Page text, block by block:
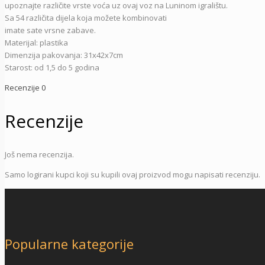
upoznajte različite vrste voća uz ovaj voz na Luninom igralištu.
Sa 54 različita dijela koja možete kombinovati
imate sate vrsne zabave.
Materijal: plastika
Dimenzija pakovanja: 31x42x7cm
Starost: od 1,5 do 5 godina
Recenzije 0
Recenzije
Još nema recenzija.
Samo logirani kupci koji su kupili ovaj proizvod mogu napisati recenziju.
Popularne kategorije